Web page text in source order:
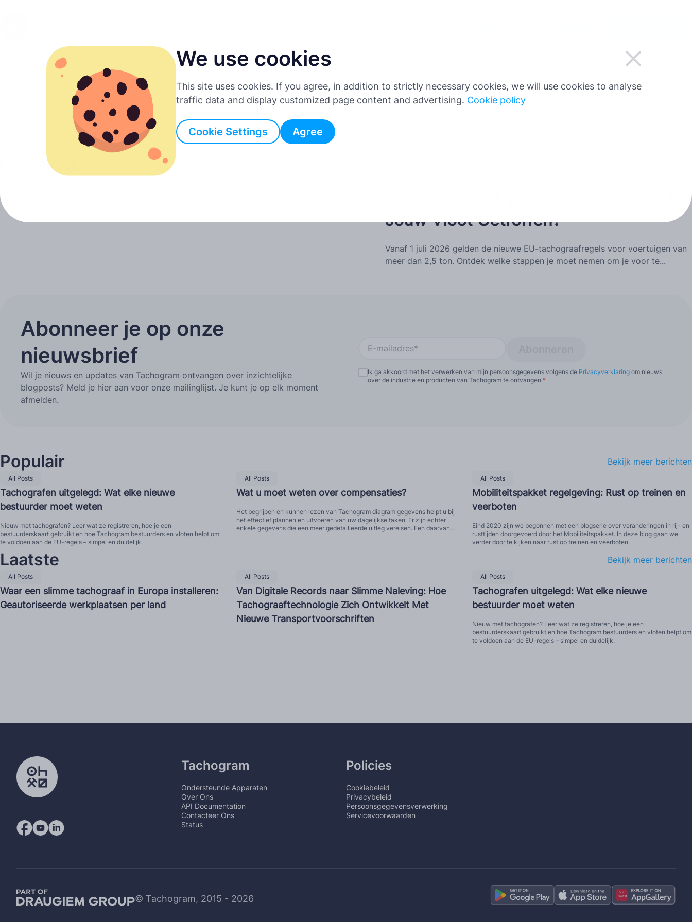
We use cookies
This site uses cookies. If you agree, in addition to strictly necessary cookies, we will use cookies to analyse
traffic data and display customized page content and advertising. Cookie policy
Cookie Settings Agree
Nederlands
Español
Tachogram Blog
All posts
Uitgelicht
Jouw Vloot Getroffen?
Vanaf 1 juli 2026 gelden de nieuwe EU-tachograafregels voor voertuigen van
meer dan 2,5 ton. Ontdek welke stappen je moet nemen om je voor te...
Abonneer je op onze
nieuwsbrief
Wil je nieuws en updates van Tachogram ontvangen over inzichtelijke
blogposts? Meld je hier aan voor onze mailinglijst. Je kunt je op elk moment
afmelden.
Ik ga akkoord met het verwerken van mijn persoonsgegevens volgens de Privacyverklaring om nieuws
over de industrie en producten van Tachogram te ontvangen *
Populair Bekijk meer berichten
All Posts
Tachografen uitgelegd: Wat elke nieuwe
bestuurder moet weten
Nieuw met tachografen? Leer wat ze registreren, hoe je een
bestuurderskaart gebruikt en hoe Tachogram bestuurders en vloten helpt om
te voldoen aan de EU-regels – simpel en duidelijk.
All Posts
Wat u moet weten over compensaties?
Het begrijpen en kunnen lezen van Tachogram diagram gegevens helpt u bij
het effectief plannen en uitvoeren van uw dagelijkse taken. Er zijn echter
enkele gegevens die een meer gedetailleerde uitleg vereisen. Een daarvan...
All Posts
Mobiliteitspakket regelgeving: Rust op treinen en
veerboten
Eind 2020 zijn we begonnen met een blogserie over veranderingen in rij- en
rusttijden doorgevoerd door het Mobiliteitspakket. In deze blog gaan we
verder door te kijken naar rust op treinen en veerboten.
Laatste Bekijk meer berichten
All Posts
Waar een slimme tachograaf in Europa installeren:
Geautoriseerde werkplaatsen per land
All Posts
Van Digitale Records naar Slimme Naleving: Hoe
Tachograaftechnologie Zich Ontwikkelt Met
Nieuwe Transportvoorschriften
All Posts
Tachografen uitgelegd: Wat elke nieuwe
bestuurder moet weten
Nieuw met tachografen? Leer wat ze registreren, hoe je een
bestuurderskaart gebruikt en hoe Tachogram bestuurders en vloten helpt om
te voldoen aan de EU-regels – simpel en duidelijk.
Tachogram
Ondersteunde Apparaten
Over Ons
API Documentation
Contacteer Ons
Status
Policies
Cookiebeleid
Privacybeleid
Persoonsgegevensverwerking
Servicevoorwaarden
© Tachogram, 2015 - 2026